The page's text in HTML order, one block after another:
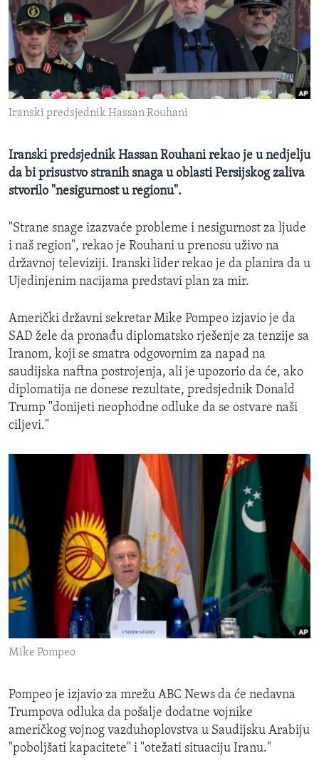
MAGAZIN
O GLASU AMERIKE
Learning English
PRATITE NAS
Jezici
Iranski predsjednik Hassan Rouhani
Iranski predsjednik Hassan Rouhani rekao je u nedjelju
da bi prisustvo stranih snaga u oblasti Persijskog zaliva
stvorilo "nesigurnost u regionu".
"Strane snage izazvaće probleme i nesigurnost za ljude
i naš region", rekao je Rouhani u prenosu uživo na
državnoj televiziji. Iranski lider rekao je da planira da u
Ujedinjenim nacijama predstavi plan za mir.
Američki državni sekretar Mike Pompeo izjavio je da
SAD žele da pronađu diplomatsko rješenje za tenzije sa
Iranom, koji se smatra odgovornim za napad na
saudijska naftna postrojenja, ali je upozorio da će, ako
diplomatija ne donese rezultate, predsjednik Donald
Trump "donijeti neophodne odluke da se ostvare naši
ciljevi."
Mike Pompeo
Pompeo je izjavio za mrežu ABC News da će nedavna
Trumpova odluka da pošalje dodatne vojnike
američkog vojnog vazduhoplovstva u Saudijsku Arabiju
"poboljšati kapacitete" i "otežati situaciju Iranu."